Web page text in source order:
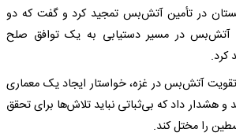
در تأمین آتش‌بس تمجید کرد و گفت که دو
در مسیر دستیابی به یک توافق صلح
کرد.
تقویت آتش‌بس در غزه، خواستار ایجاد یک معماری
و هشدار داد که بی‌ثباتی نباید تلاش‌ها برای تحقق
را مختل کند.